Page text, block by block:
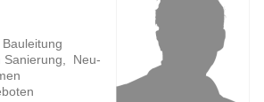
Sanierung, Neu-